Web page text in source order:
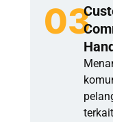
03
terkait